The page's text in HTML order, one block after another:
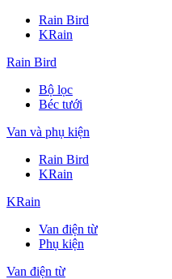
Rain Bird
KRain
Rain Bird
Bộ lọc
Béc tưới
Van và phụ kiện
Rain Bird
KRain
KRain
Van điện từ
Phụ kiện
Van điện từ